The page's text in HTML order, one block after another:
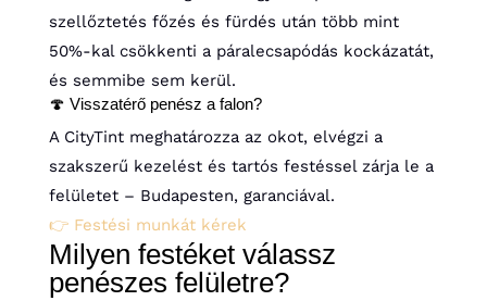
szellőztetés főzés és fürdés után több mint
50%-kal csökkenti a páralecsapódás kockázatát,
és semmibe sem kerül.
🍄 Visszatérő penész a falon?
A CityTint meghatározza az okot, elvégzi a
szakszerű kezelést és tartós festéssel zárja le a
felületet – Budapesten, garanciával.
👉 Festési munkát kérek
Milyen festéket válassz
penészes felületre?